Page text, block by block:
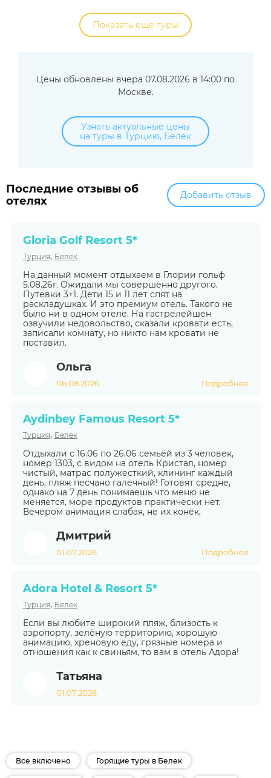
Показать еще туры
Цены обновлены вчера 07.08.2026 в 14:00 по
Москве.
Узнать актуальные цены
на туры в Турцию, Белек
Последние отзывы об
отелях
Добавить отзыв
Gloria Golf Resort 5*
Турция, Белек
На данный момент отдыхаем в Глории гольф
5.08.26г. Ожидали мы совершенно другого.
Путевки 3+1. Дети 15 и 11 лет спят на
раскладушках. И это премиум отель. Такого не
было ни в одном отеле. На гастрелейшен
озвучили недовольство, сказали кровати есть,
записали комнату, но никто нам кровати не
поставил.
Ольга
06.08.2026 Подробнее
Aydinbey Famous Resort 5*
Турция, Белек
Отдыхали с 16.06 по 26.06 семьёй из 3 человек,
номер 1303, с видом на отель Кристал, номер
чистый, матрас полужесткий, клининг каждый
день, пляж песчано галечный! Готовят средне,
однако на 7 день понимаешь что меню не
меняется, море продуктов практически нет.
Вечером анимация слабая, не их конёк,
Дмитрий
01.07.2026 Подробнее
Adora Hotel & Resort 5*
Турция, Белек
Если вы любите широкий пляж, близость к
аэропорту, зелёную территорию, хорошую
анимацию, хреновую еду, грязные номера и
отношения как к свиньям, то вам в отель Адора!
Татьяна
01.07.2026
Все включено Горящие туры в Белек